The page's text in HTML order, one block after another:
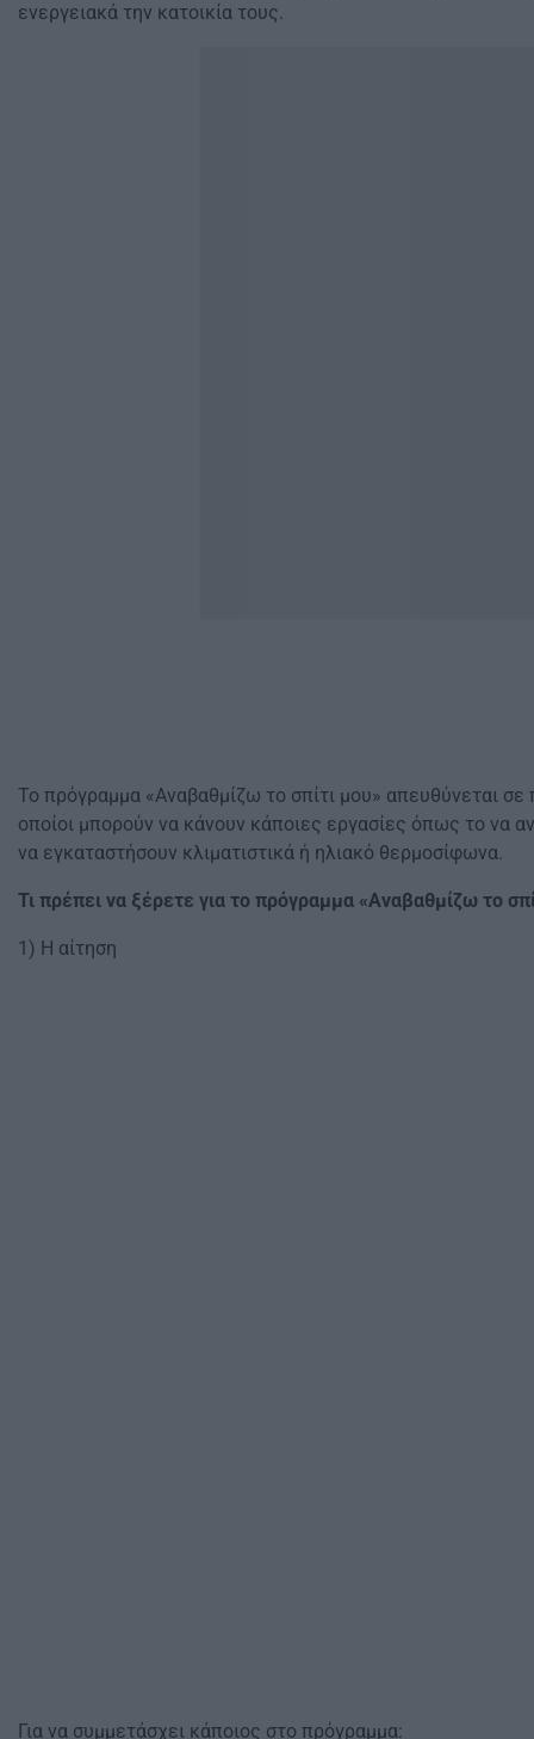
ενεργειακά την κατοικία τους.
Το πρόγραμμα «Αναβαθμίζω το σπίτι μου» απευθύνεται σε
οποίοι μπορούν να κάνουν κάποιες εργασίες όπως το να
να εγκαταστήσουν κλιματιστικά ή ηλιακό θερμοσίφωνα.
Τι πρέπει να ξέρετε για το πρόγραμμα «Αναβαθμίζω το
1) Η αίτηση
Για να συμμετάσχει κάποιος στο πρόγραμμα: